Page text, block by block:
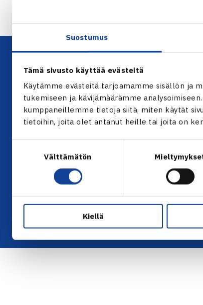
Suostumus
Tämä sivusto käyttää evästeitä
Käytämme evästeitä tarjoamamme sisällön ja
tukemiseen ja kävijämäärämme
kumppaneillemme tietoja siitä, miten käytät
tietoihin, joita olet antanut heille tai joita on
Välttämätön
Kiellä
YHTEYSTIEDOT
Olympiastadion, Paavo Nurmen tie 1,
00250 Helsinki
Puh. 010 574 3959
Toimiston puhelinajat:
Muina aikoina olkaa yhteydessä
sähköpostitse: toimisto@tennis.fi
KAIKKI YHTEYSTIEDOT →
ALOITA
ALOITA
FAQ –
→